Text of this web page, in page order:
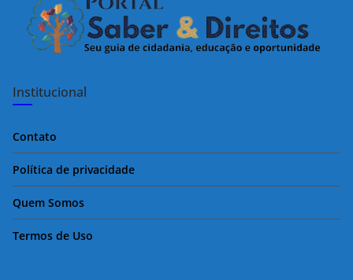
Institucional
Contato
Política de privacidade
Quem Somos
Termos de Uso